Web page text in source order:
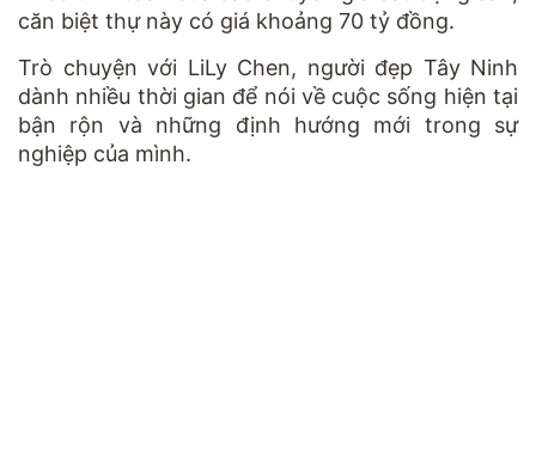
căn biệt thự này có giá khoảng 70 tỷ đồng.
Trò chuyện với LiLy Chen, người đẹp Tây Ninh
dành nhiều thời gian để nói về cuộc sống hiện tại
bận rộn và những định hướng mới trong sự
nghiệp của mình.